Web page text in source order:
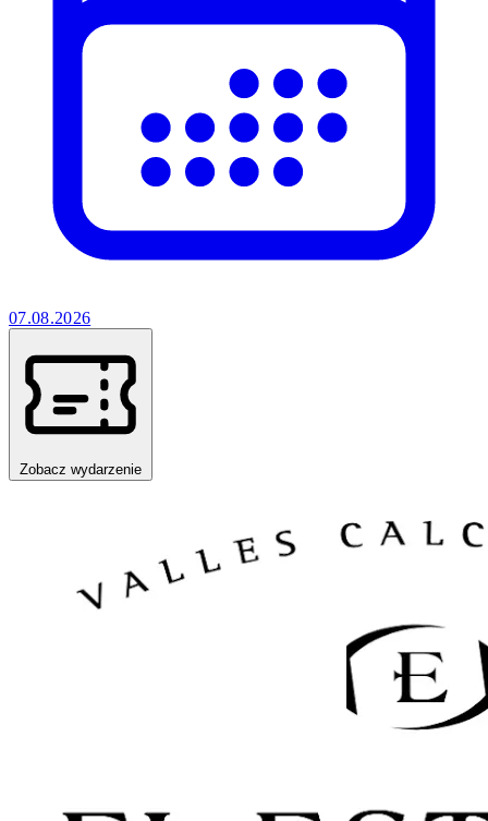
07.08.2026
Zobacz wydarzenie